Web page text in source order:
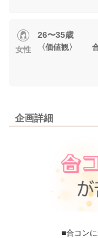
女性
26〜35歳
〈価値観〉 合
企画詳細
■合コン